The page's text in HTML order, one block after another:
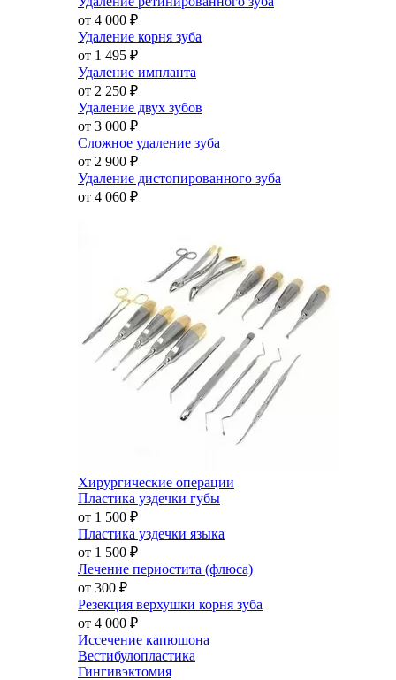
от 4 000 ₽
Удаление корня зуба
от 1 495 ₽
Удаление импланта
от 2 250 ₽
Удаление двух зубов
от 3 000 ₽
Сложное удаление зуба
от 2 900 ₽
Удаление дистопированного зуба
от 4 060 ₽
Хирургические операции
Пластика уздечки губы
от 1 500 ₽
Пластика уздечки языка
от 1 500 ₽
Лечение периостита (флюса)
от 300 ₽
Резекция верхушки корня зуба
от 4 000 ₽
Иссечение капюшона
Вестибулопластика
Гингивэктомия